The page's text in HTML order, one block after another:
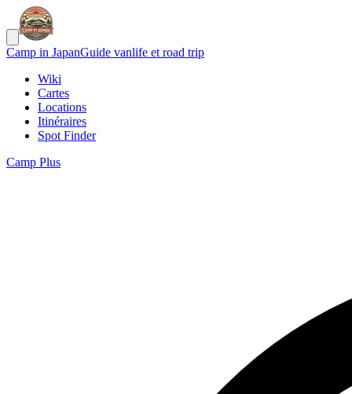
Camp in JapanGuide vanlife et road trip
Wiki
Cartes
Locations
Itinéraires
Spot Finder
Camp Plus